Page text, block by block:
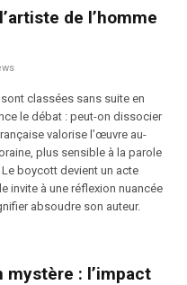
de l’homme
classées sans suite en
le débat : peut-on dissocier
valorise l’œuvre au-
plus sensible à la parole
boycott devient un acte
invite à une réflexion nuancée
absoudre son auteur.
mystère : l’impact